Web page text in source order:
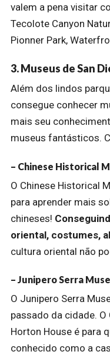
valem a pena visitar
Tecolote Canyon
Pionner Park,
3. Museus de San
Além dos lindos
consegue conhecer
mais seu
museus fantásticos.
– Chinese Historical
O Chinese Historical
para aprender mais
chineses!
oriental, costumes,
cultura oriental não
– Junipero Serra
O Junipero Serra
passado da cidade.
Horton House é para
conhecido como a